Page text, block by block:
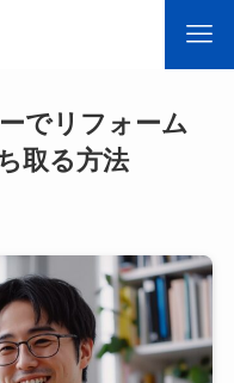
でリフォーム
取る方法